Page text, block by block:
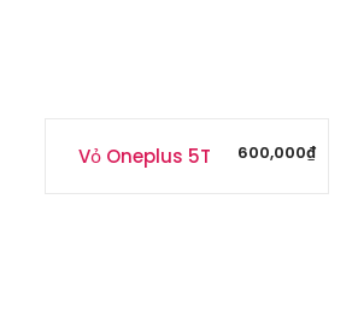
Vỏ Oneplus 5T 600,000₫